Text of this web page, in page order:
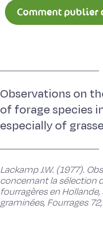
Comment publier
Observations on
of forage species
especially of
Lackamp J.W. (1977).
concernant la sélection
fourragères en
graminées, Fourrages